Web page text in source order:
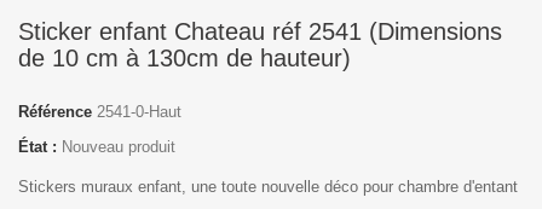
Sticker enfant Chateau réf 2541 (Dimensions
de 10 cm à 130cm de hauteur)
Référence 2541-0-Haut
État : Nouveau produit
Stickers muraux enfant, une toute nouvelle déco pour chambre d'entant